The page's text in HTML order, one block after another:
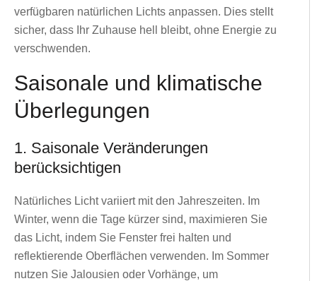
verfügbaren natürlichen Lichts anpassen. Dies stellt
sicher, dass Ihr Zuhause hell bleibt, ohne Energie zu
verschwenden.
Saisonale und klimatische
Überlegungen
1. Saisonale Veränderungen
berücksichtigen
Natürliches Licht variiert mit den Jahreszeiten. Im
Winter, wenn die Tage kürzer sind, maximieren Sie
das Licht, indem Sie Fenster frei halten und
reflektierende Oberflächen verwenden. Im Sommer
nutzen Sie Jalousien oder Vorhänge, um